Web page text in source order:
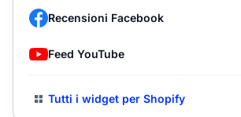
Recensioni Facebook
Feed YouTube
Tutti i widget per Shopify